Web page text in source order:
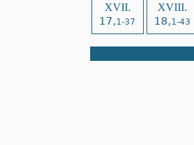
XVII.
17,1-37
XVIII.
18,1-43